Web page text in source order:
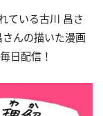
ている古川 昌さ
んの描いた漫画
日配信！